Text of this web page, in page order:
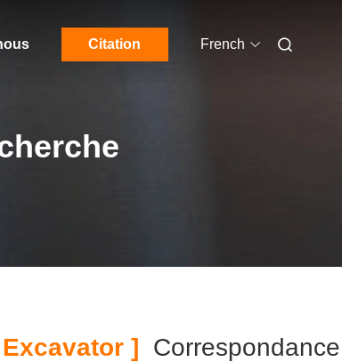
Citation French
] Correspondance